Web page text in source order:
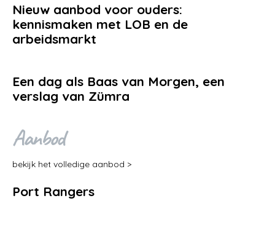
Nieuw aanbod voor ouders:
kennismaken met LOB en de
arbeidsmarkt
Een dag als Baas van Morgen, een
verslag van Zümra
Aanbod
bekijk het volledige aanbod >
Port Rangers